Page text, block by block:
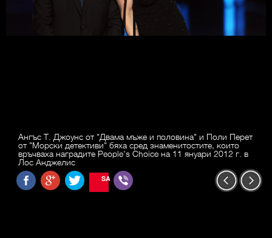
Ангъс Т. Джоунс от "Двама мъже и половина" и Поли Перет
от "Морски детективи" бяха сред знаменитостите, които
връчваха наградите People's Choice на 11 януари 2012 г. в
Лос Анджелис
SAVE